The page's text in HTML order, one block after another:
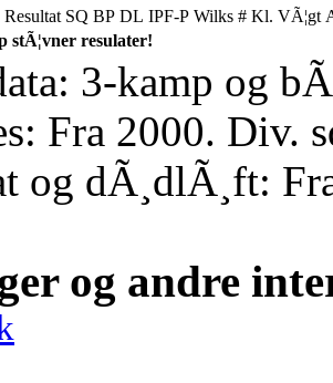
Resultat SQ BP DL IPF-P Wilks # Kl. VÃ¦gt
stÃ¦vner resulater!
3-kamp og
Fra 2000. Div.
og dÃ¸dlÃ¸ft:
og andre